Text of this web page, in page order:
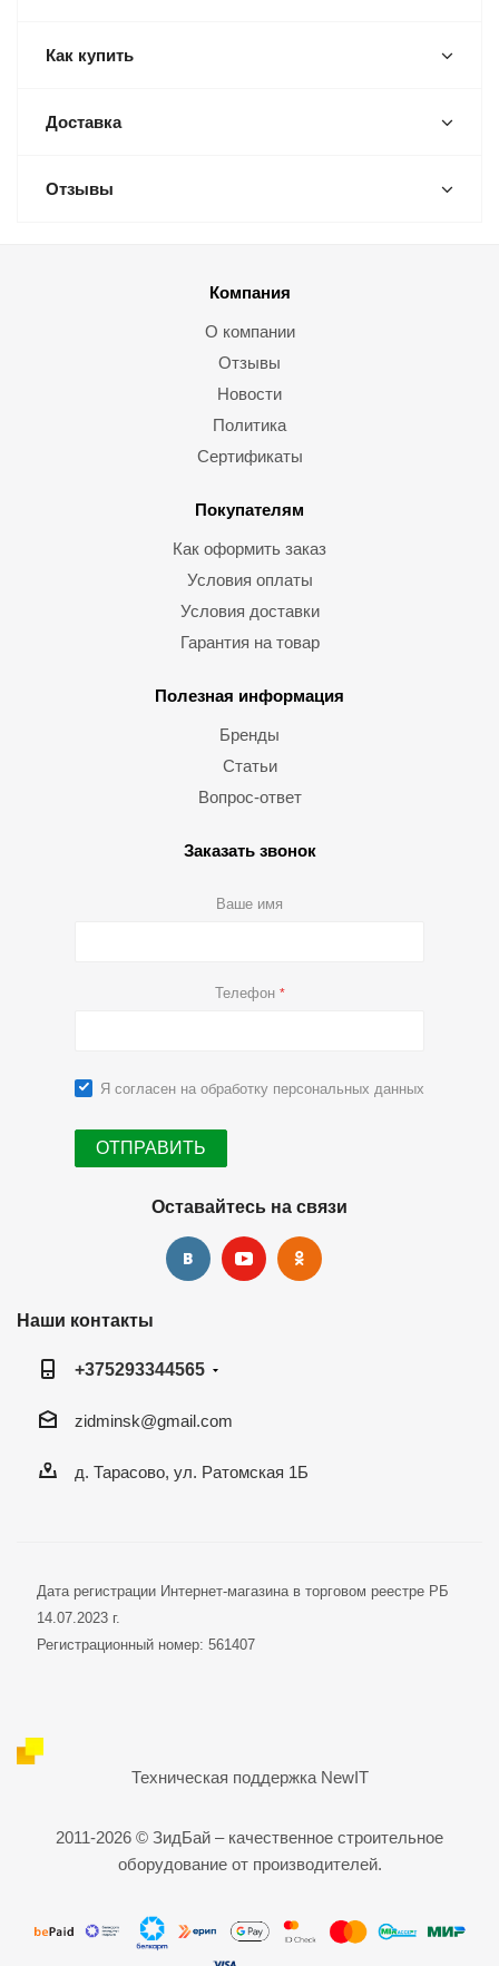
Как купить
Доставка
Отзывы
Компания
О компании
Отзывы
Новости
Политика
Сертификаты
Покупателям
Как оформить заказ
Условия оплаты
Условия доставки
Гарантия на товар
Полезная информация
Бренды
Статьи
Вопрос-ответ
Заказать звонок
Ваше имя
Телефон *
Я согласен на обработку персональных данных
Оставайтесь на связи
Наши контакты
+375293344565
zidminsk@gmail.com
д. Тарасово, ул. Ратомская 1Б
Дата регистрации Интернет-магазина в торговом реестре РБ
14.07.2023 г.
Регистрационный номер: 561407
Техническая поддержка NewIT
2011-2026 © ЗидБай – качественное строительное
оборудование от производителей.